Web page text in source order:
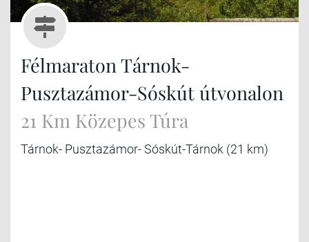
Félmaraton Tárnok-
Pusztazámor-Sóskút útvonalon
21 Km Közepes Túra
Tárnok- Pusztazámor- Sóskút-Tárnok (21 km)